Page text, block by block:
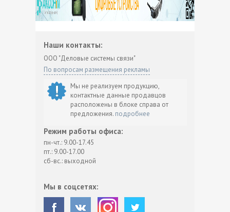
Наши контакты:
ООО "Деловые системы связи"
По вопросам размещения рекламы
Мы не реализуем продукцию,
контактные данные продавцов
расположены в блоке справа от
предложения. подробнее
Режим работы офиса:
пн-чт.: 9.00-17.45
пт.: 9.00-17.00
сб-вс.: выходной
Мы в соцсетях: